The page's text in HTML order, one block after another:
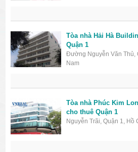
Tòa nhà Hải Hà
Quận 1
Đường Nguyễn Văn Thủ,
Nam
Tòa nhà Phúc Kim
cho thuê Quận 1
Nguyễn Trãi, Quận 1, Hồ